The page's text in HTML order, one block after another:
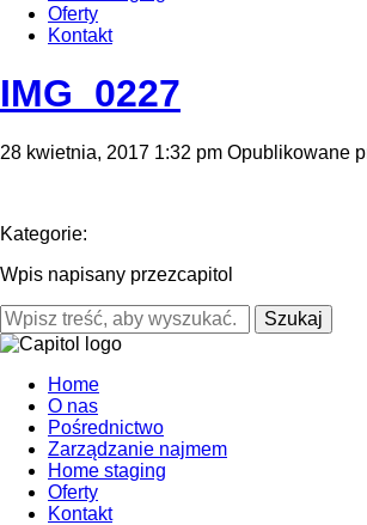
Oferty
Kontakt
IMG_0227
28 kwietnia, 2017 1:32 pm Opublikowane
Kategorie:
Wpis napisany przezcapitol
Szukaj
Home
O nas
Pośrednictwo
Zarządzanie najmem
Home staging
Oferty
Kontakt